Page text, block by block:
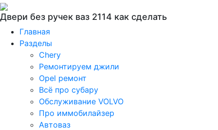
Двери без ручек ваз 2114 как сделать
Главная
Разделы
Chery
Ремонтируем джили
Opel ремонт
Всё про субару
Обслуживание VOLVO
Про иммобилайзер
Автоваз